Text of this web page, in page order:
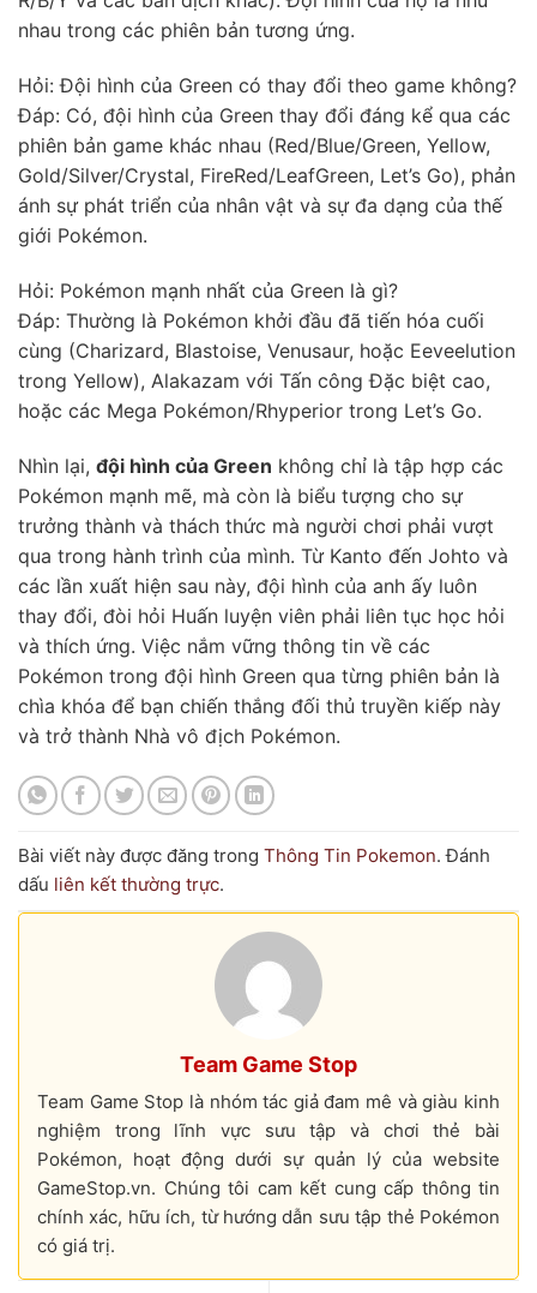
nhau trong các phiên bản tương ứng.
Hỏi: Đội hình của Green có thay đổi theo game không?
Đáp: Có, đội hình của Green thay đổi đáng kể qua các
phiên bản game khác nhau (Red/Blue/Green, Yellow,
Gold/Silver/Crystal, FireRed/LeafGreen, Let’s Go), phản
ánh sự phát triển của nhân vật và sự đa dạng của thế
giới Pokémon.
Hỏi: Pokémon mạnh nhất của Green là gì?
Đáp: Thường là Pokémon khởi đầu đã tiến hóa cuối
cùng (Charizard, Blastoise, Venusaur, hoặc Eeveelution
trong Yellow), Alakazam với Tấn công Đặc biệt cao,
hoặc các Mega Pokémon/Rhyperior trong Let’s Go.
Nhìn lại, đội hình của Green không chỉ là tập hợp các
Pokémon mạnh mẽ, mà còn là biểu tượng cho sự
trưởng thành và thách thức mà người chơi phải vượt
qua trong hành trình của mình. Từ Kanto đến Johto và
các lần xuất hiện sau này, đội hình của anh ấy luôn
thay đổi, đòi hỏi Huấn luyện viên phải liên tục học hỏi
và thích ứng. Việc nắm vững thông tin về các
Pokémon trong đội hình Green qua từng phiên bản là
chìa khóa để bạn chiến thắng đối thủ truyền kiếp này
và trở thành Nhà vô địch Pokémon.
Bài viết này được đăng trong Thông Tin Pokemon. Đánh
dấu liên kết thường trực.
Team Game Stop
Team Game Stop là nhóm tác giả đam mê và giàu kinh
nghiệm trong lĩnh vực sưu tập và chơi thẻ bài
Pokémon, hoạt động dưới sự quản lý của website
GameStop.vn. Chúng tôi cam kết cung cấp thông tin
chính xác, hữu ích, từ hướng dẫn sưu tập thẻ Pokémon
có giá trị.